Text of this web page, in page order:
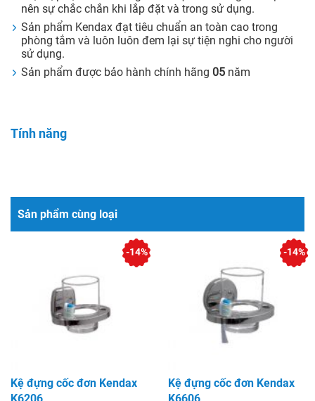
nên sự chắc chắn khi lắp đặt và trong sử dụng.
Sản phẩm Kendax đạt tiêu chuẩn an toàn cao trong
phòng tắm và luôn luôn đem lại sự tiện nghi cho người
sử dụng.
Sản phẩm được bảo hành chính hãng 05 năm
Tính năng
Sản phẩm cùng loại
Kệ đựng cốc đơn Kendax
-14%
Kệ đựng cốc đơn Kendax
-14%